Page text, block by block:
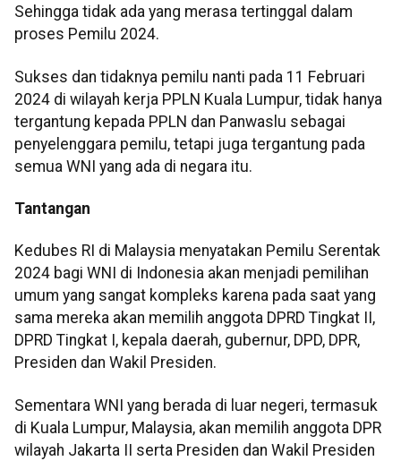
Sehingga tidak ada yang merasa tertinggal dalam
proses Pemilu 2024.
Sukses dan tidaknya pemilu nanti pada 11 Februari
2024 di wilayah kerja PPLN Kuala Lumpur, tidak hanya
tergantung kepada PPLN dan Panwaslu sebagai
penyelenggara pemilu, tetapi juga tergantung pada
semua WNI yang ada di negara itu.
Tantangan
Kedubes RI di Malaysia menyatakan Pemilu Serentak
2024 bagi WNI di Indonesia akan menjadi pemilihan
umum yang sangat kompleks karena pada saat yang
sama mereka akan memilih anggota DPRD Tingkat II,
DPRD Tingkat I, kepala daerah, gubernur, DPD, DPR,
Presiden dan Wakil Presiden.
Sementara WNI yang berada di luar negeri, termasuk
di Kuala Lumpur, Malaysia, akan memilih anggota DPR
wilayah Jakarta II serta Presiden dan Wakil Presiden